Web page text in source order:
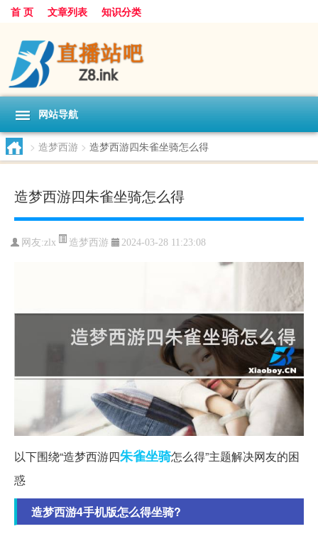
首 页 文章列表 知识分类
网站导航
> 造梦西游 > 造梦西游四朱雀坐骑怎么得
造梦西游四朱雀坐骑怎么得
网友:zlx 造梦西游 2024-03-28 11:23:08
以下围绕“造梦西游四朱雀坐骑怎么得”主题解决网友的困
惑
造梦西游4手机版怎么得坐骑?